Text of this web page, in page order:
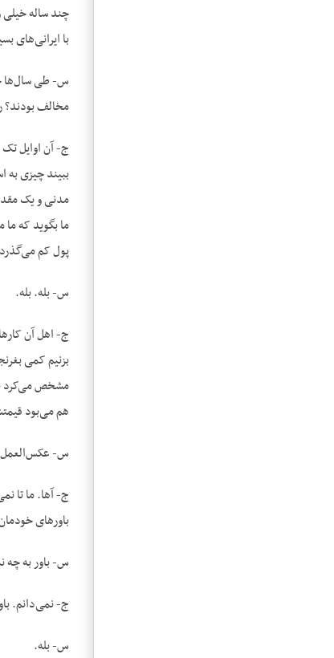
چند ساله خیلی
با ایرانی‌های
س- طی سال‌ها
مخالف بودند؟
ج- آن اوایل
ببیند چیزی
مدنی و یک
ما بگوید که
پول کم
س- بله. بله.
ج- اهل آن
بزنیم کمی
مشخص می‌کرد
هم می‌بود
س- عکس‌العمل
ج- آها. ما تا
باورهای
س- باور به چه
ج- نمی‌دانم.
س- بله.